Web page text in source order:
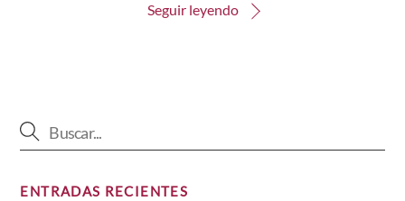
Seguir leyendo
ENTRADAS RECIENTES